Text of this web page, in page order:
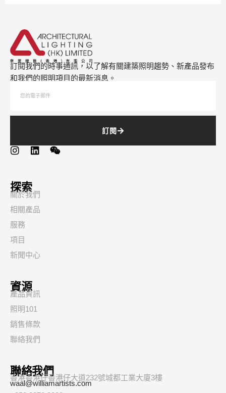
訂閱我們的時事通訊，以了解有關建築照明趨勢、新產品發布
和我們的照明項目的最新消息。
訂閱
探索
關於我們
相關產品
服務
項目
新聞中心
資源
產品資訊
照明101
銷售條款
聯絡我們
聯絡我們
香港香港仔香港仔大道232號城都工業大廈3樓
waal@williamartists.com